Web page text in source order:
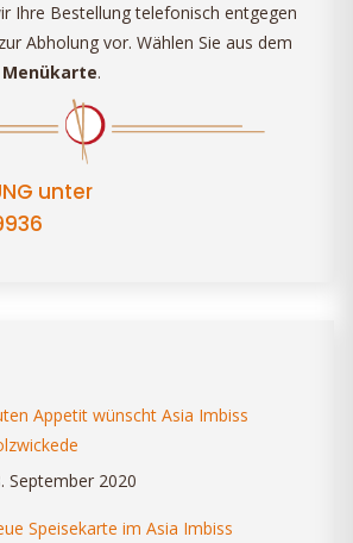
Ihre Bestellung telefonisch entgegen
Abholung vor. Wählen Sie aus dem
Menükarte.
unter
Appetit wünscht Asia Imbiss
September 2020
Speisekarte im Asia Imbiss